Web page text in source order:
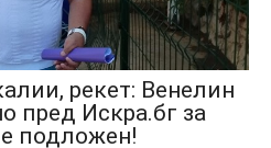
рекет: Венелин
пред Искра.бг за
подложен!